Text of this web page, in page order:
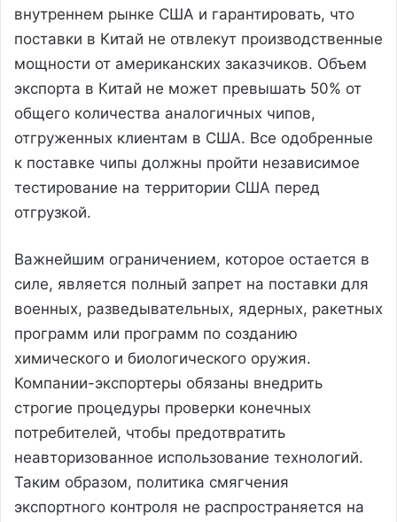
внутреннем рынке США и гарантировать, что
поставки в Китай не отвлекут производственные
мощности от американских заказчиков. Объем
экспорта в Китай не может превышать 50% от
общего количества аналогичных чипов,
отгруженных клиентам в США. Все одобренные
к поставке чипы должны пройти независимое
тестирование на территории США перед
отгрузкой.
Важнейшим ограничением, которое остается в
силе, является полный запрет на поставки для
военных, разведывательных, ядерных, ракетных
программ или программ по созданию
химического и биологического оружия.
Компании-экспортеры обязаны внедрить
строгие процедуры проверки конечных
потребителей, чтобы предотвратить
неавторизованное использование технологий.
Таким образом, политика смягчения
экспортного контроля не распространяется на